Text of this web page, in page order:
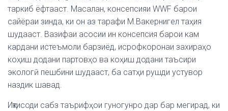
таркиб ёфтааст. Масалан, консепсияи WWF барои
сайёраи зинда, ки он аз тарафи М.Вакернигел таҳия
шудааст. Вазифаи асосии ин консепсия барои кам
кардани истеъмоли барзиёд, исрофкоронаи захираҳо
коҳиш додани партовҳо ва коҳиш додани таъсири
экологӣ пешбини шудааст, ба сатҳи рушди устувор
наздик шавад.
Иқтисоди сабз таърифҳои гуногунро дар бар мегирад, ки